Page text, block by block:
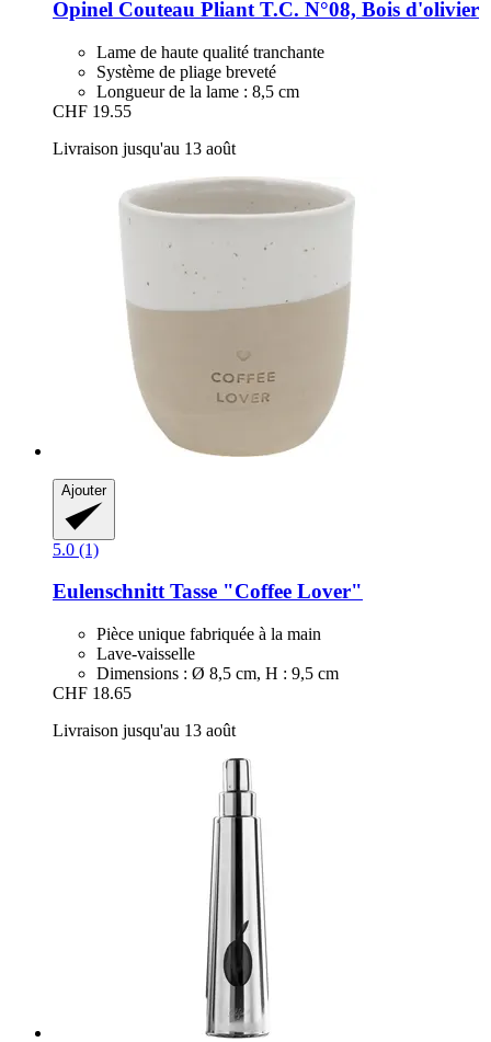
Opinel Couteau Pliant T.C. N°08, Bois d'olivier
Lame de haute qualité tranchante
Système de pliage breveté
Longueur de la lame : 8,5 cm
CHF 19.55
Livraison jusqu'au 13 août
Ajouter
5.0 (1)
EulenschnittTasse "Coffee Lover"
Pièce unique fabriquée à la main
Lave-vaisselle
Dimensions : Ø 8,5 cm, H : 9,5 cm
CHF 18.65
Livraison jusqu'au 13 août